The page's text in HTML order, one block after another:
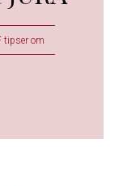
tipser om